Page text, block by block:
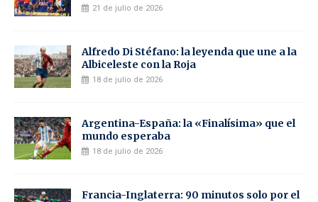
21 de julio de 2026
Alfredo Di Stéfano: la leyenda que une a la
Albiceleste con la Roja
18 de julio de 2026
Argentina-España: la «Finalísima» que el
mundo esperaba
18 de julio de 2026
Francia-Inglaterra: 90 minutos solo por el